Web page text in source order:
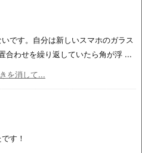
です。自分は新しいスマホのガラス
合わせを繰り返していたら角が浮 ...
を消して...
す！